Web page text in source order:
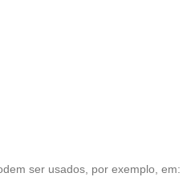
ser usados, por exemplo, em: